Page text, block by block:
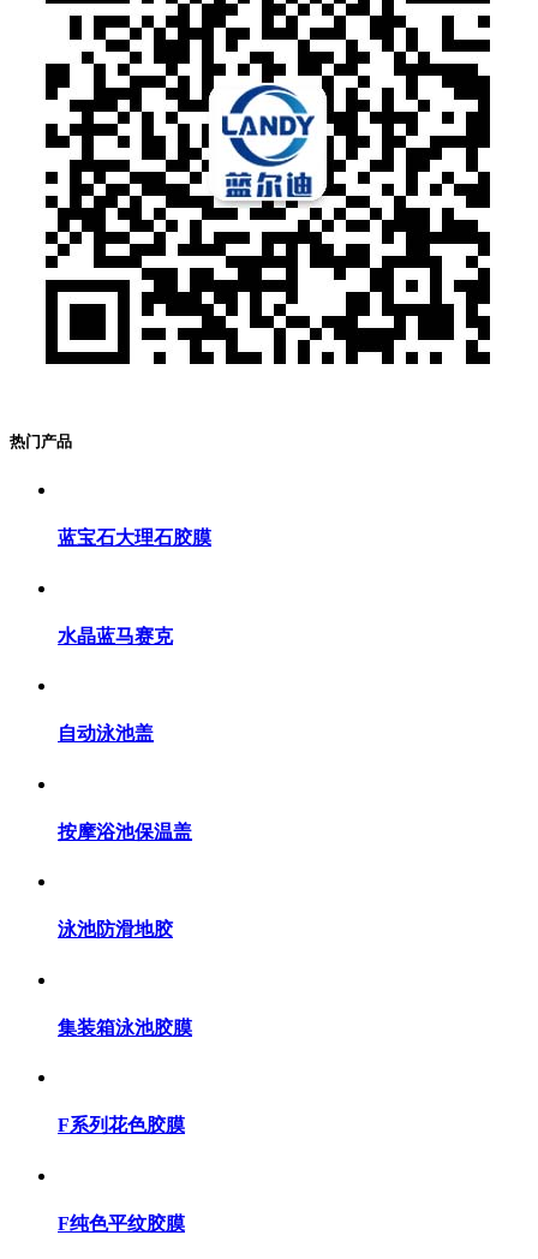
热门产品
蓝宝石大理石胶膜
水晶蓝马赛克
自动泳池盖
按摩浴池保温盖
泳池防滑地胶
集装箱泳池胶膜
F系列花色胶膜
F纯色平纹胶膜